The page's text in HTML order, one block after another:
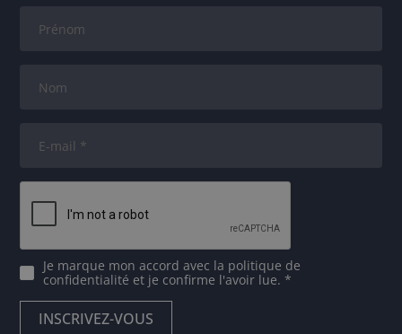
Je marque mon accord avec la politique de
confidentialité et je confirme l'avoir lue. *